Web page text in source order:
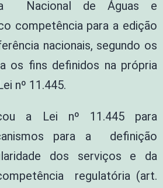
Nacional de Águas e
competência para a edição
nacionais, segundo os
os fins definidos na própria
nº 11.445.
a Lei nº 11.445 para
para a definição
dos serviços e da
regulatória (art.